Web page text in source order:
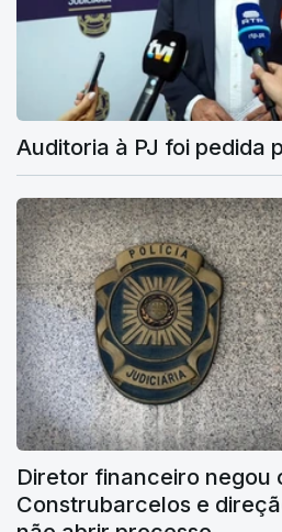
Auditoria à PJ foi pedida
Diretor financeiro negou
Construbarcelos e